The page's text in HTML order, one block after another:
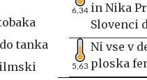
tanka
6,34 in Nika
Slovenci
5,63
Ni vse v
ploska